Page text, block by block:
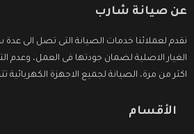
عن صيانة شارب
نقدم لعملائنا خدمات الصيانة التى تصل الى
الغيار الاصلية لضمان جودتها فى العمل،
اكثر من مرة، الصيانة لجميع الاجهزة
الأقسام